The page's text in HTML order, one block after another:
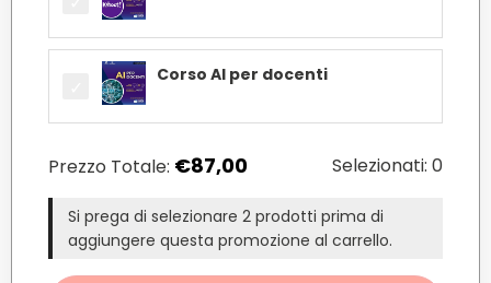
Corso AI per docenti
Prezzo Totale: €87,00 Selezionati: 0
Si prega di selezionare 2 prodotti prima di
aggiungere questa promozione al carrello.